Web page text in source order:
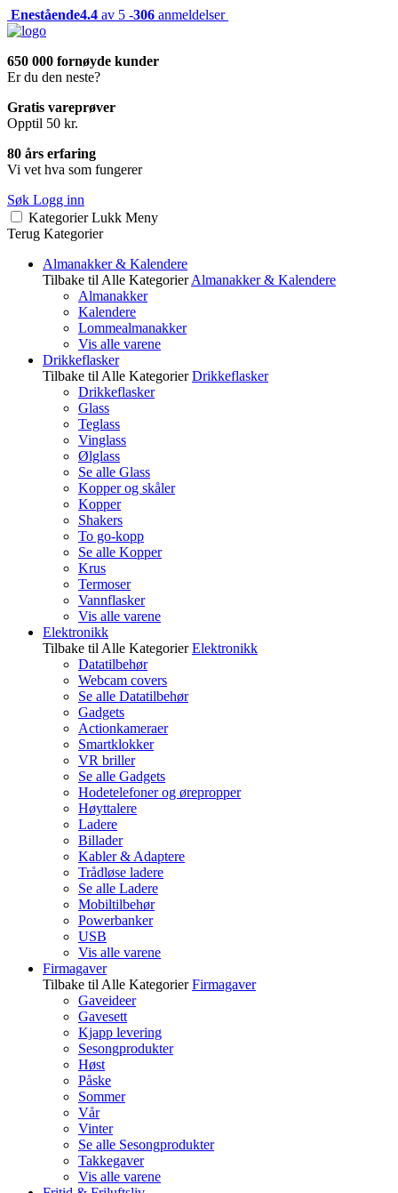
Enestående4.4 av 5 -306 anmeldelser
650 000 fornøyde kunder
Er du den neste?
Gratis vareprøver
Opptil 50 kr.
80 års erfaring
Vi vet hva som fungerer
Søk Logg inn
Kategorier Lukk Meny
Terug Kategorier
Almanakker & Kalendere
Tilbake til Alle Kategorier Almanakker & Kalendere
Almanakker
Kalendere
Lommealmanakker
Vis alle varene
Drikkeflasker
Tilbake til Alle Kategorier Drikkeflasker
Drikkeflasker
Glass
Teglass
Vinglass
Ølglass
Se alle Glass
Kopper og skåler
Kopper
Shakers
To go-kopp
Se alle Kopper
Krus
Termoser
Vannflasker
Vis alle varene
Elektronikk
Tilbake til Alle Kategorier Elektronikk
Datatilbehør
Webcam covers
Se alle Datatilbehør
Gadgets
Actionkameraer
Smartklokker
VR briller
Se alle Gadgets
Hodetelefoner og ørepropper
Høyttalere
Ladere
Billader
Kabler & Adaptere
Trådløse ladere
Se alle Ladere
Mobiltilbehør
Powerbanker
USB
Vis alle varene
Firmagaver
Tilbake til Alle Kategorier Firmagaver
Gaveideer
Gavesett
Kjapp levering
Sesongprodukter
Høst
Påske
Sommer
Vår
Vinter
Se alle Sesongprodukter
Takkegaver
Vis alle varene